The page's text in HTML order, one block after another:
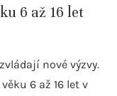
6 až 16 let
nové výzvy.
6 až 16 let v